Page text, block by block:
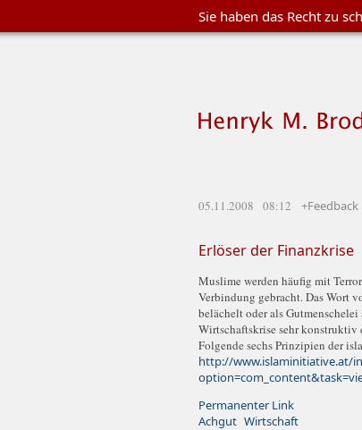
Sie haben das Recht zu
05.11.2008 08:12 +Feedback
Erlöser der Finanzkrise
Muslime werden häufig mit
Verbindung gebracht. Das Wort
belächelt oder als
Wirtschaftskrise sehr konstruktiv
Folgende sechs Prinzipien der
http://www.islaminitiative.at/
Permanenter Link
Achgut Wirtschaft